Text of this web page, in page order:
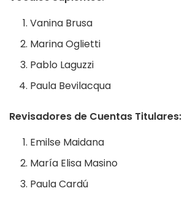
Vanina Brusa
Marina Oglietti
Pablo Laguzzi
Paula Bevilacqua
Revisadores de Cuentas Titulares:
Emilse Maidana
María Elisa Masino
Paula Cardú